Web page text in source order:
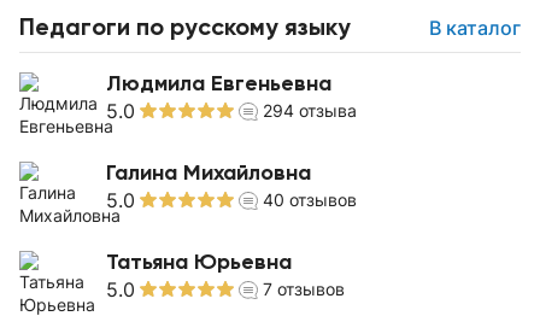
Педагоги по русскому языку В каталог
Людмила Евгеньевна
5.0 294 отзыва
Галина Михайловна
5.0 40 отзывов
Татьяна Юрьевна
5.0 7 отзывов